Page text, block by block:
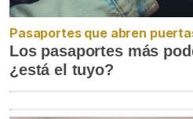
Pasaportes que abren
Los pasaportes más
¿está el tuyo?